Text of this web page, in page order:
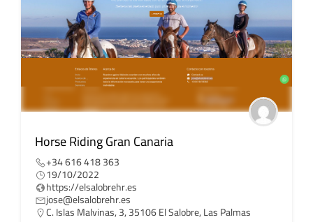
Horse Riding Gran Canaria
+34 616 418 363
19/10/2022
https://elsalobrehr.es
jose@elsalobrehr.es
C. Islas Malvinas, 3, 35106 El Salobre, Las Palmas